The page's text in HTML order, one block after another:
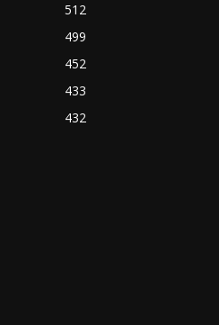
512
499
452
433
432